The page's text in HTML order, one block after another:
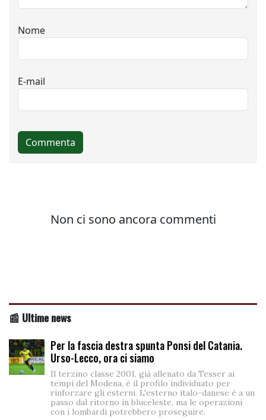
📰 Ultime news
Per la fascia destra spunta Ponsi del Catania.
Urso-Lecco, ora ci siamo
Il terzino classe 2001, già allenato da Tesser ai
tempi del Modena, è il profilo individuato per
rinforzare gli esterni. L'esterno italo-danese è a un
passo dal ritorno in bluceleste, ma le operazioni
con i lombardi potrebbero proseguire.